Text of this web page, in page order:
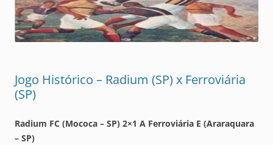
Jogo Histórico – Radium (SP) x Ferroviária
(SP)
Radium FC (Mococa – SP) 2×1 A Ferroviária E (Araraquara
– SP)